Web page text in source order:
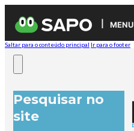
MENU
Saltar para o conteúdo principal Ir para o footer
Pesquisar no
site